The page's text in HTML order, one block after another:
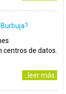
de datos.
..leer más